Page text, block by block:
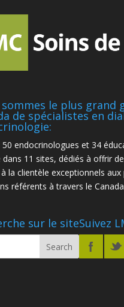
sommes le plus grand
de spécialistes en
50 endocrinologues et 34
dans 11 sites, dédiés à offrir
la clientèle exceptionnels
référents à travers le
sur le siteSuivez